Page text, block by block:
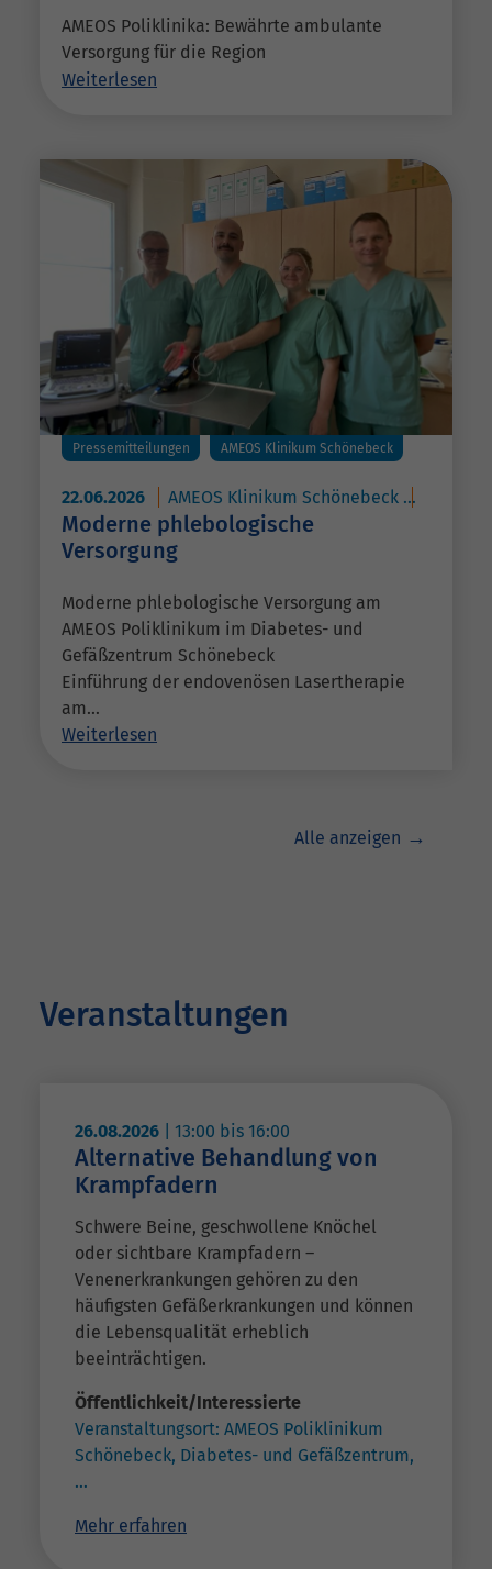
AMEOS Poliklinika: Bewährte ambulante
Versorgung für die Region
Weiterlesen
Pressemitteilungen AMEOS Klinikum Schönebeck
22.06.2026 AMEOS Klinikum Schönebeck
Moderne phlebologische
Versorgung
Moderne phlebologische Versorgung am
AMEOS Poliklinikum im Diabetes- und
Gefäßzentrum Schönebeck
Einführung der endovenösen Lasertherapie
am…
Weiterlesen
Alle anzeigen
Veranstaltungen
26.08.2026 13:00 bis 16:00
Alternative Behandlung von
Krampfadern
Schwere Beine, geschwollene Knöchel
oder sichtbare Krampfadern –
Venenerkrankungen gehören zu den
häufigsten Gefäßerkrankungen und können
die Lebensqualität erheblich
beeinträchtigen.
Öffentlichkeit/Interessierte
Veranstaltungsort: AMEOS Poliklinikum
Schönebeck, Diabetes- und Gefäßzentrum,
…
Mehr erfahren